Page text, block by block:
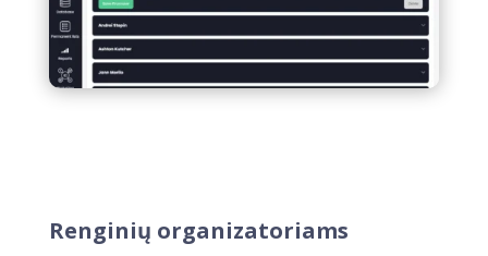
Renginių organizatoriams